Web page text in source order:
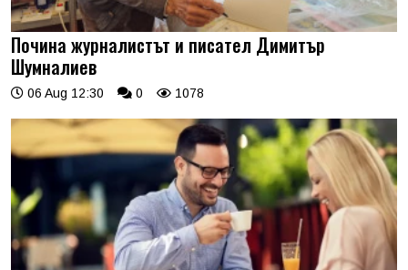
Почина журналистът и писател Димитър
Шумналиев
06 Aug 12:30 0 1078